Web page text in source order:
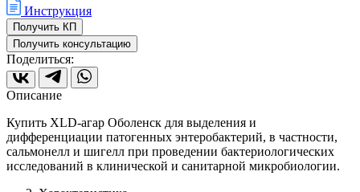
Инструкция
Получить КП
Получить консультацию
Поделиться:
Описание
Купить XLD-агар Оболенск для выделения и
дифференциации патогенных энтеробактерий, в частности,
сальмонелл и шигелл при проведении бактериологических
исследований в клинической и санитарной микробиологии.